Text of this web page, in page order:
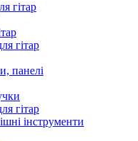
гітар
гітар
панелі
гітар
інструменти